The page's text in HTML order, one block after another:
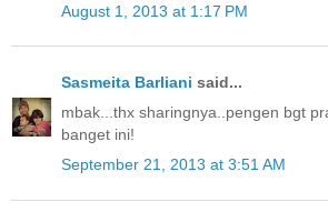
August 1, 2013 at 1:17 PM
Sasmeita Barliani said...
mbak...thx sharingnya..pengen bgt
banget ini!
September 21, 2013 at 3:51 AM